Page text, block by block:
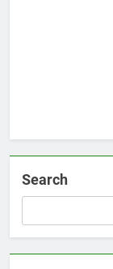
Search